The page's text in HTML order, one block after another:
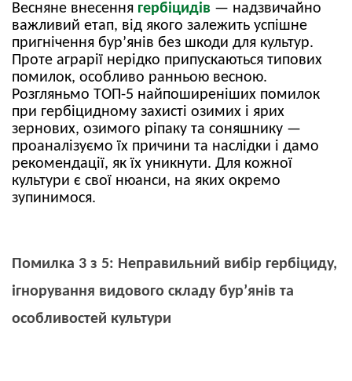
Весняне внесення гербіцидів — надзвичайно
важливий етап, від якого залежить успішне
пригнічення бур’янів без шкоди для культур.
Проте аграрії нерідко припускаються типових
помилок, особливо ранньою весною.
Розгляньмо ТОП-5 найпоширеніших помилок
при гербіцидному захисті озимих і ярих
зернових, озимого ріпаку та соняшнику —
проаналізуємо їх причини та наслідки і дамо
рекомендації, як їх уникнути. Для кожної
культури є свої нюанси, на яких окремо
зупинимося.
Помилка 3 з 5: Неправильний вибір гербіциду,
ігнорування видового складу бур’янів та
особливостей культури